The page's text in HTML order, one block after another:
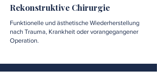
Rekonstruktive Chirurgie
Funktionelle und ästhetische Wiederherstellung
nach Trauma, Krankheit oder vorangegangener
Operation.